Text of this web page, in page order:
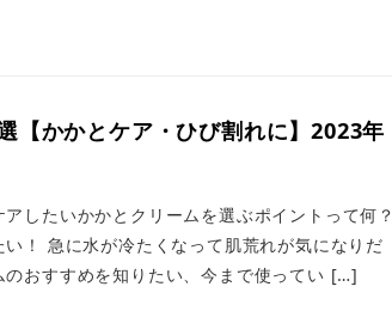
【かかとケア・ひび割れに】2023年
したいかかとクリームを選ぶポイントって何？
！ 急に水が冷たくなって肌荒れが気になりだ
のおすすめを知りたい、今まで使ってい […]